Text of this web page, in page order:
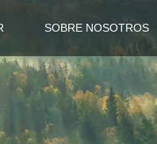
SOBRE NOSOTROS